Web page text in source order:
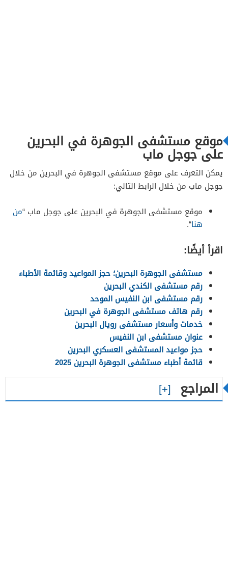
موقع مستشفى الجوهرة في البحرين
على جوجل ماب
يمكن التعرف على موقع مستشفى الجوهرة في البحرين من خلال
جوجل ماب من خلال الرابط التالي:
موقع مستشفى الجوهرة في البحرين على جوجل ماب “من
هنا“.
اقرأ أيضًا:
مستشفى الجوهرة البحرين؛ حجز المواعيد وقائمة الأطباء
رقم مستشفى الكندي البحرين
رقم مستشفى ابن النفيس الموحد
رقم هاتف مستشفى الجوهرة في البحرين
خدمات وأسعار مستشفى رويال البحرين
عنوان مستشفى ابن النفيس
حجز مواعيد المستشفى العسكري البحرين
قائمة أطباء مستشفى الجوهرة البحرين 2025
المراجع